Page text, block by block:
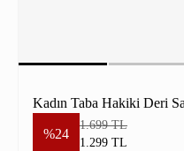
Kadın Taba Hakiki Deri
%24
1.699 TL
1.299 TL